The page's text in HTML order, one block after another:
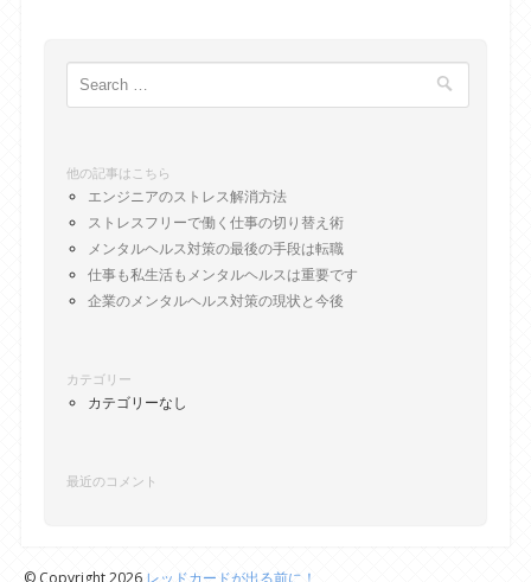
他の記事はこちら
エンジニアのストレス解消方法
ストレスフリーで働く仕事の切り替え術
メンタルヘルス対策の最後の手段は転職
仕事も私生活もメンタルヘルスは重要です
企業のメンタルヘルス対策の現状と今後
カテゴリー
カテゴリーなし
最近のコメント
© Copyright 2026 レッドカードが出る前に！